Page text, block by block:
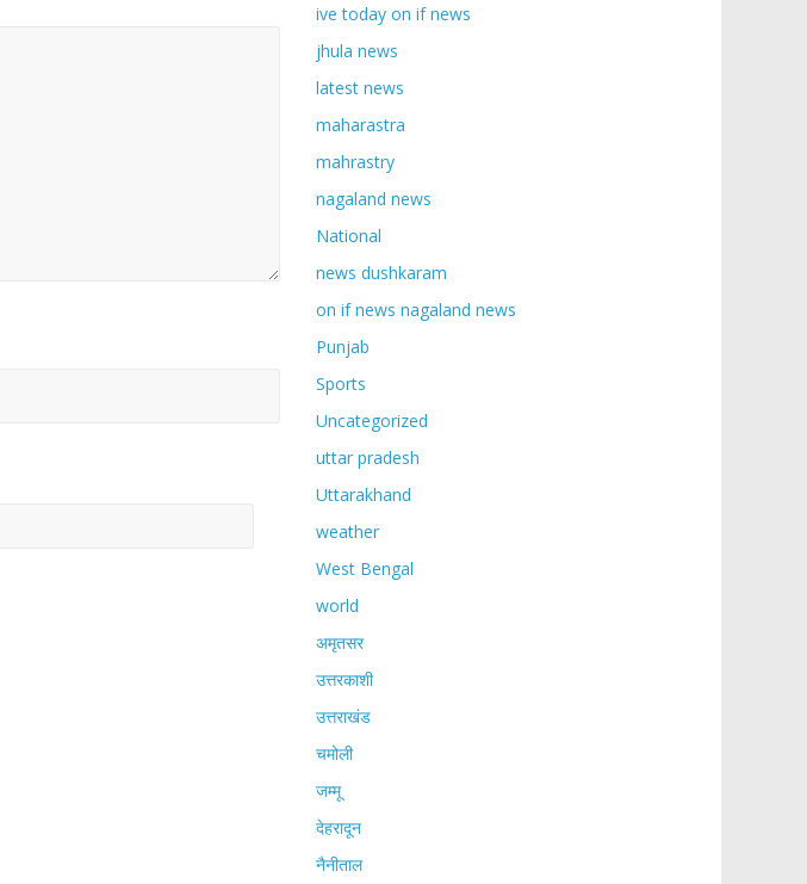
ive today on if news
jhula news
latest news
maharastra
mahrastry
nagaland news
National
news dushkaram
on if news nagaland news
Punjab
Sports
Uncategorized
uttar pradesh
Uttarakhand
weather
West Bengal
world
अमृतसर
उत्तरकाशी
उत्तराखंड
चमोली
जम्मू
देहरादून
नैनीताल